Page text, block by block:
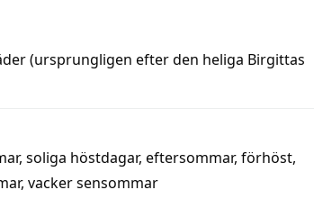
(ursprungligen efter den heliga Birgittas
, soliga höstdagar, eftersommar, förhöst,
, vacker sensommar